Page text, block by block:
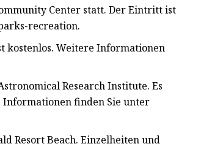
Center statt. Der Eintritt ist
recreation.
kostenlos. Weitere Informationen
Research Institute. Es
Informationen finden Sie unter
Resort Beach. Einzelheiten und